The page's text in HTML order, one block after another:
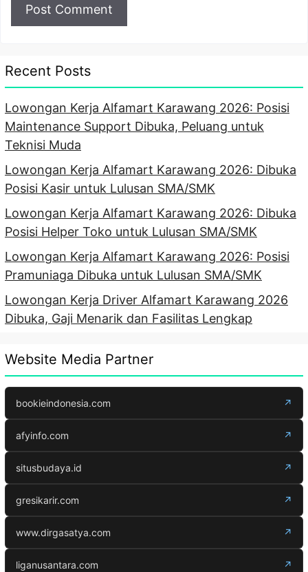
Recent Posts
Lowongan Kerja Alfamart Karawang 2026: Posisi
Maintenance Support Dibuka, Peluang untuk
Teknisi Muda
Lowongan Kerja Alfamart Karawang 2026: Dibuka
Posisi Kasir untuk Lulusan SMA/SMK
Lowongan Kerja Alfamart Karawang 2026: Dibuka
Posisi Helper Toko untuk Lulusan SMA/SMK
Lowongan Kerja Alfamart Karawang 2026: Posisi
Pramuniaga Dibuka untuk Lulusan SMA/SMK
Lowongan Kerja Driver Alfamart Karawang 2026
Dibuka, Gaji Menarik dan Fasilitas Lengkap
Website Media Partner
bookieindonesia.com ↗
afyinfo.com ↗
situsbudaya.id ↗
gresikarir.com ↗
www.dirgasatya.com ↗
liganusantara.com ↗